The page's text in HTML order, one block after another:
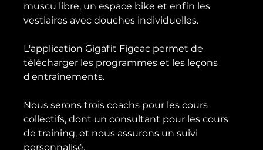
muscu libre, un espace bike et enfin les
vestiaires avec douches individuelles.
L'application Gigafit Figeac permet de
télécharger les programmes et les leçons
d'entraînements.
Nous serons trois coachs pour les cours
collectifs, dont un consultant pour les cours
de training, et nous assurons un suivi